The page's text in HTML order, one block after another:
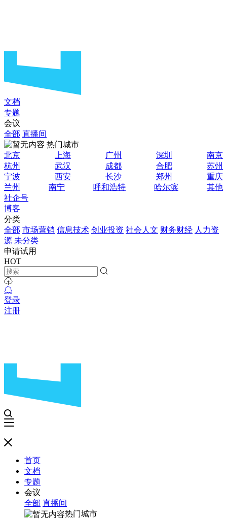
文档
专题
会议
全部 直播间
热门城市
北京
上海 广州 深圳
南京
杭州
武汉 成都 合肥
苏州
宁波
西安 长沙 郑州
重庆
兰州
南宁 呼和浩特 哈尔滨
其他
社企号
博客
分类
全部 市场营销 信息技术 创业投资 社会人文 财务财经 人力资
源 未分类
申请试用
HOT
登录
注册
首页
文档
专题
会议
全部 直播间
热门城市